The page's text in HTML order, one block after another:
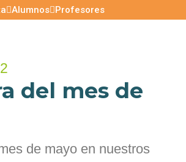
Alumnos Profesores
del mes de
de mayo en nuestros